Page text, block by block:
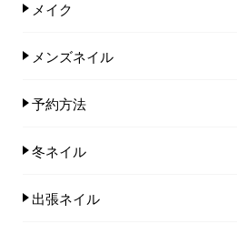
メイク
メンズネイル
予約方法
冬ネイル
出張ネイル